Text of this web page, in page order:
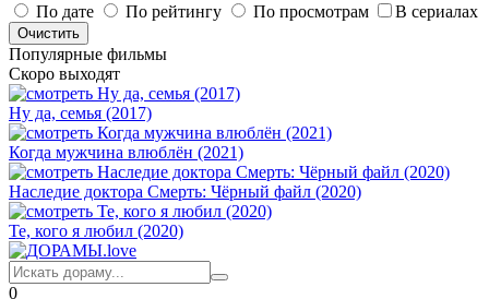
По дате
По рейтингу По просмотрам В сериалах
Популярные фильмы
Скоро выходят
Ну да, семья (2017)
Когда мужчина влюблён (2021)
Наследие доктора Смерть: Чёрный файл (2020)
Те, кого я любил (2020)
0